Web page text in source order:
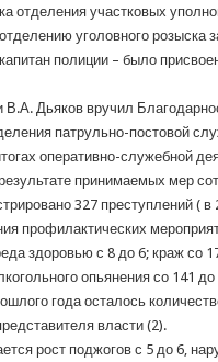
отделения участковых
уголовного розыска
полиции – было
В.А. Дьяков вручил
патрульно-постовой
оперативно-служебной
принимаемых мер
327 преступлений (
профилактических
здоровью с 8 до 6; краж со
опьянения со 141
года осталось
власти (2).
рост поджогов с 5 до 6,